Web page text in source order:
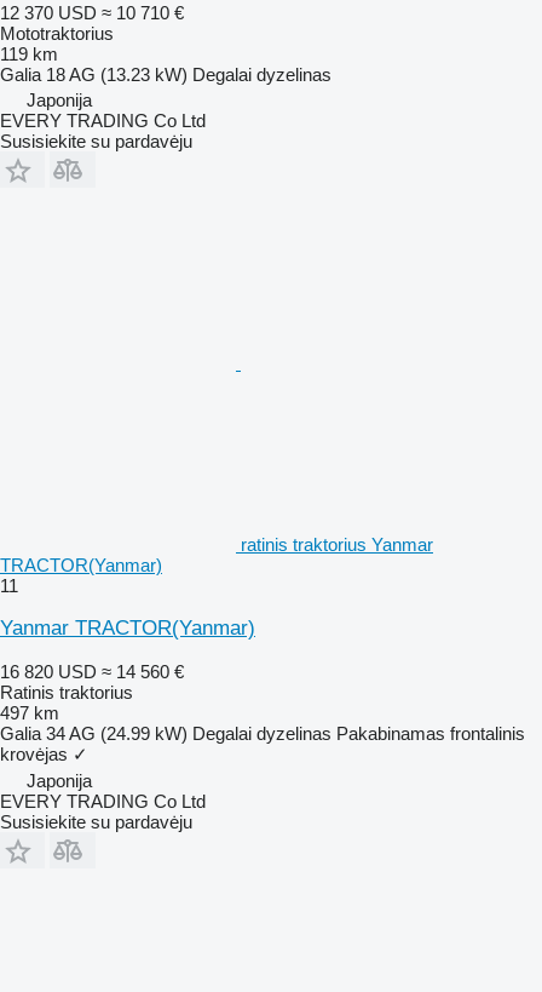
12 370 USD ≈ 10 710 €
Mototraktorius
119 km
Galia 18 AG (13.23 kW) Degalai dyzelinas
Japonija
EVERY TRADING Co Ltd
Susisiekite su pardavėju
ratinis traktorius Yanmar
TRACTOR(Yanmar)
11
Yanmar TRACTOR(Yanmar)
16 820 USD ≈ 14 560 €
Ratinis traktorius
497 km
Galia 34 AG (24.99 kW) Degalai dyzelinas Pakabinamas frontalinis
krovėjas ✓
Japonija
EVERY TRADING Co Ltd
Susisiekite su pardavėju